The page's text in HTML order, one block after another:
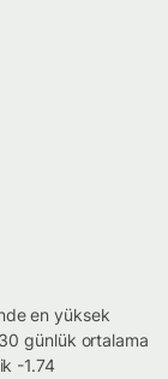
en yüksek
günlük ortalama
-1.74